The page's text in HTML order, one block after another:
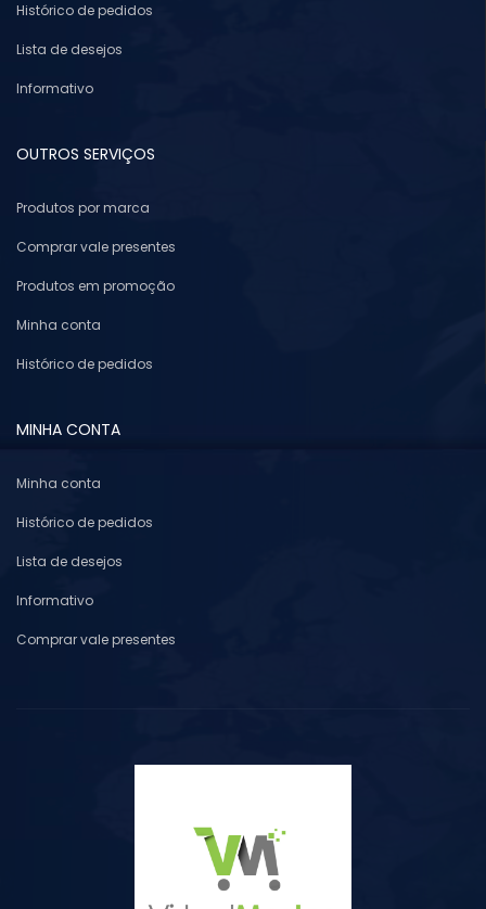
Histórico de pedidos
Lista de desejos
Informativo
OUTROS SERVIÇOS
Produtos por marca
Comprar vale presentes
Produtos em promoção
Minha conta
Histórico de pedidos
MINHA CONTA
Minha conta
Histórico de pedidos
Lista de desejos
Informativo
Comprar vale presentes